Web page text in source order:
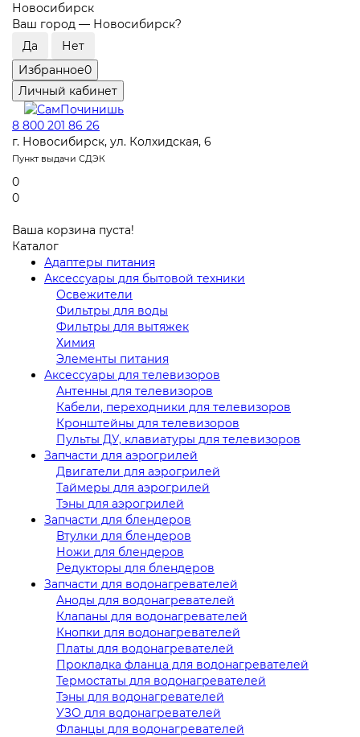
Новосибирск
Ваш город — Новосибирск?
Избранное0
Личный кабинет
8 800 201 86 26
г. Новосибирск, ул. Колхидская, 6
Пункт выдачи СДЭК
0
0
Ваша корзина пуста!
Каталог
Адаптеры питания
Аксессуары для бытовой техники
Освежители
Фильтры для воды
Фильтры для вытяжек
Химия
Элементы питания
Аксессуары для телевизоров
Антенны для телевизоров
Кабели, переходники для телевизоров
Кронштейны для телевизоров
Пульты ДУ, клавиатуры для телевизоров
Запчасти для аэрогрилей
Двигатели для аэрогрилей
Таймеры для аэрогрилей
Тэны для аэрогрилей
Запчасти для блендеров
Втулки для блендеров
Ножи для блендеров
Редукторы для блендеров
Запчасти для водонагревателей
Аноды для водонагревателей
Клапаны для водонагревателей
Кнопки для водонагревателей
Платы для водонагревателей
Прокладка фланца для водонагревателей
Термостаты для водонагревателей
Тэны для водонагревателей
УЗО для водонагревателей
Фланцы для водонагревателей